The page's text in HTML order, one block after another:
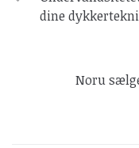
dine
Noru